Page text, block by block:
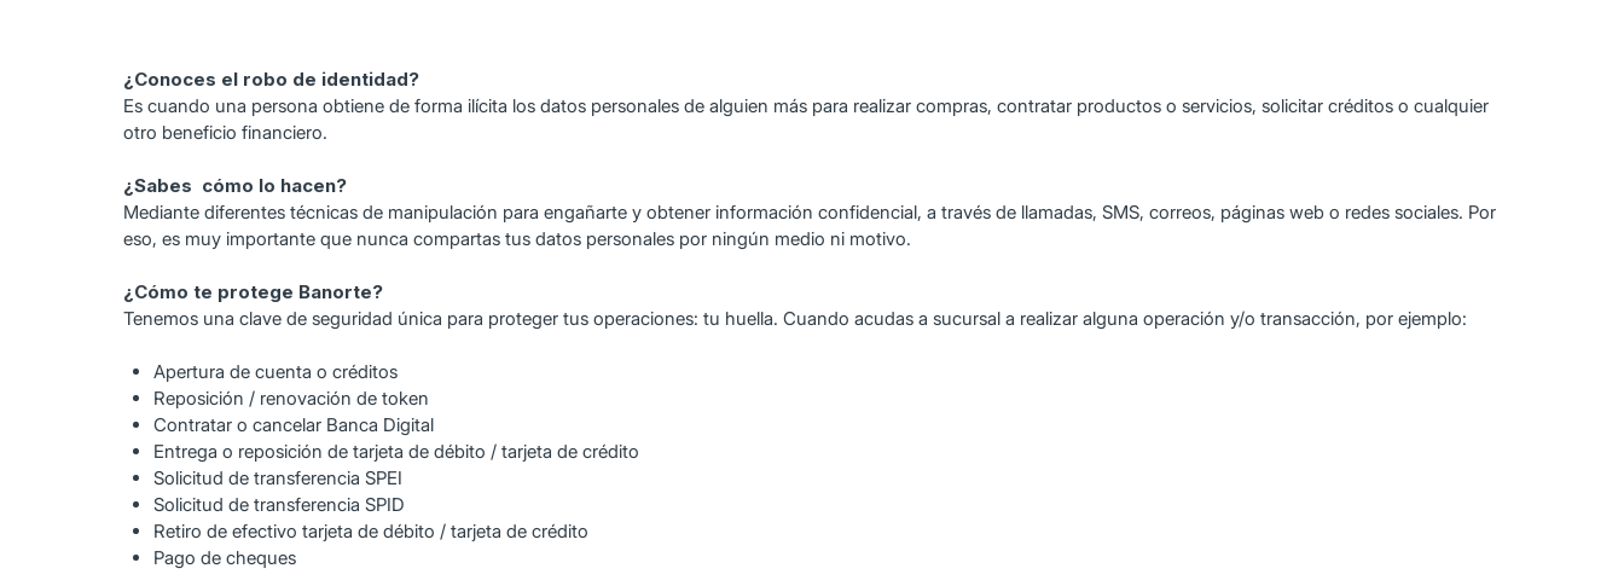
¿Conoces el robo de identidad?
Es cuando una persona obtiene de forma ilícita los datos personales de alguien más para realizar compras, contratar productos o servicios, solicitar créditos o cualquier
otro beneficio financiero.
¿Sabes cómo lo hacen?
Mediante diferentes técnicas de manipulación para engañarte y obtener información confidencial, a través de llamadas, SMS, correos, páginas web o redes sociales. Por
eso, es muy importante que nunca compartas tus datos personales por ningún medio ni motivo.
¿Cómo te protege Banorte?
Tenemos una clave de seguridad única para proteger tus operaciones: tu huella. Cuando acudas a sucursal a realizar alguna operación y/o transacción, por ejemplo:
Apertura de cuenta o créditos
Reposición / renovación de token
Contratar o cancelar Banca Digital
Entrega o reposición de tarjeta de débito / tarjeta de crédito
Solicitud de transferencia SPEI
Solicitud de transferencia SPID
Retiro de efectivo tarjeta de débito / tarjeta de crédito
Pago de cheques